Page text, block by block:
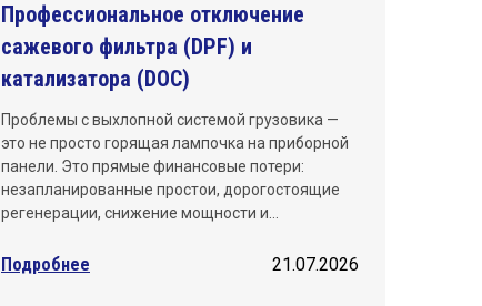
Профессиональное отключение
сажевого фильтра (DPF) и
катализатора (DOC)
Проблемы с выхлопной системой грузовика —
это не просто горящая лампочка на приборной
панели. Это прямые финансовые потери:
незапланированные простои, дорогостоящие
регенерации, снижение мощности и…
21.07.2026
Подробнее